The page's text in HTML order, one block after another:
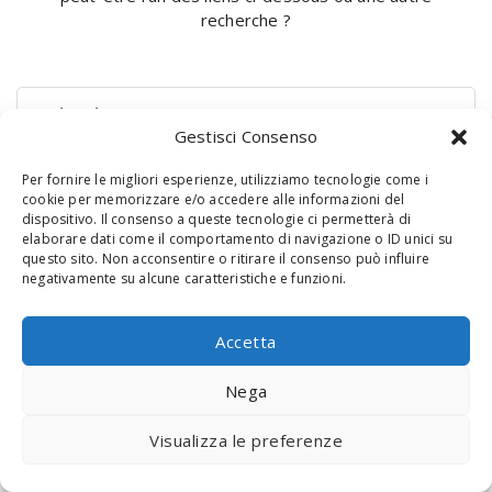
Gestisci Consenso
Per fornire le migliori esperienze, utilizziamo tecnologie come i
cookie per memorizzare e/o accedere alle informazioni del
dispositivo. Il consenso a queste tecnologie ci permetterà di
elaborare dati come il comportamento di navigazione o ID unici su
questo sito. Non acconsentire o ritirare il consenso può influire
negativamente su alcune caratteristiche e funzioni.
Accetta
Nega
Visualizza le preferenze
recherche ?
© 2020 Digital Touch Menu. Menu realizzato daInteractive
Minds